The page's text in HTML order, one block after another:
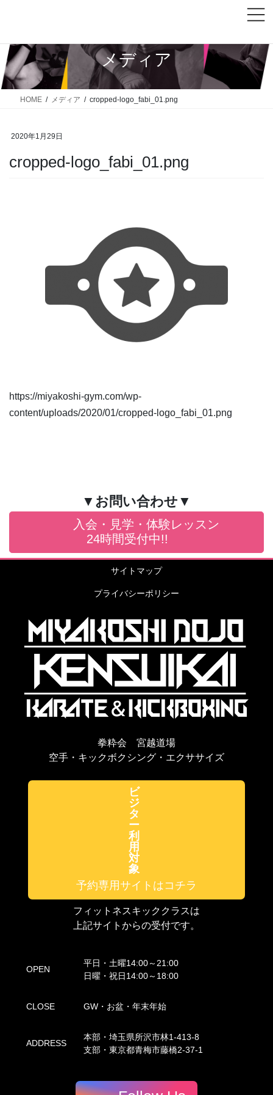
ン
ツ
へ
ー
シ
ョ
メディア
HOME メディア cropped-logo_fabi_01.png
2020年1月29日
cropped-logo_fabi_01.png
https://miyakoshi-gym.com/wp-
content/uploads/2020/01/cropped-logo_fabi_01.png
▼お問い合わせ▼
入会・見学・体験レッスン
24時間受付中!!
サイトマップ
プライバシーポリシー
拳粋会 宮越道場
空手・キックボクシング・エクササイズ
ビ
ジ
タ
ー
利
用
対
象
予約専用サイトはコチラ
フィットネスキッククラスは
上記サイトからの受付です。
OPEN
平日・土曜14:00～21:00
日曜・祝日14:00～18:00
CLOSE GW・お盆・年末年始
ADDRESS
本部・埼玉県所沢市林1-413-8
支部・東京都青梅市藤橋2-37-1